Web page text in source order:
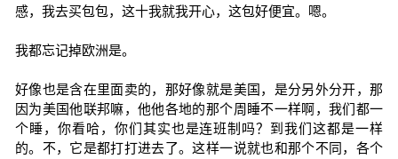
感，我去买包包，这十我就我开心，这包好便宜。嗯。
我都忘记掉欧洲是。
好像也是含在里面卖的，那好像就是美国，是分另外分开，那
因为美国他联邦嘛，他他各地的那个周睡不一样啊，我们都一
个睡，你看哈，你们其实也是连班制吗？到我们这都是一样
的。不，它是都打打进去了。这样一说就也和那个不同，各个